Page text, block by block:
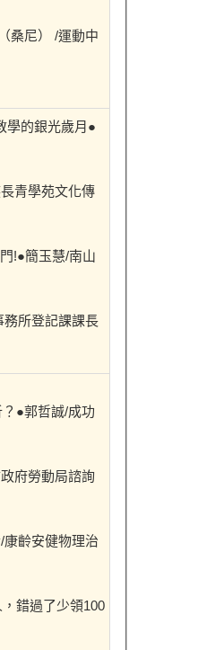
桑尼） /運動中
學的銀光歲月●
青學苑文化傳
!●簡玉慧/南山
務所登記課課長
●郭哲誠/成功
府勞動局諮詢
齡安健物理治
錯過了少領100